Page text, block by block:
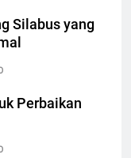
Silabus yang
Perbaikan